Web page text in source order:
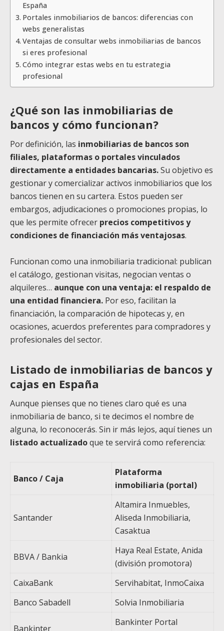
España
Portales inmobiliarios de bancos: diferencias con
webs generalistas
Ventajas de consultar webs inmobiliarias de bancos
si eres profesional
Cómo integrar estas webs en tu estrategia
profesional
¿Qué son las inmobiliarias de
bancos y cómo funcionan?
Por definición, las inmobiliarias de bancos son
filiales, plataformas o portales vinculados
directamente a entidades bancarias.Su objetivo es
gestionar y comercializar activos inmobiliarios que los
bancos tienen en su cartera. Estos pueden ser
embargos, adjudicaciones o promociones propias, lo
que les permite ofrecer precios competitivos y
condiciones de financiación más ventajosas.
Funcionan como una inmobiliaria tradicional: publican
el catálogo, gestionan visitas, negocian ventas o
alquileres… aunque con una ventaja: el respaldo de
una entidad financiera. Por eso, facilitan la
financiación, la comparación de hipotecas y, en
ocasiones, acuerdos preferentes para compradores y
profesionales del sector.
Listado de inmobiliarias de bancos y
cajas en España
Aunque pienses que no tienes claro qué es una
inmobiliaria de banco, si te decimos el nombre de
alguna, lo reconocerás. Sin ir más lejos, aquí tienes un
listado actualizadoque te servirá como referencia:
Banco / Caja
Plataforma
inmobiliaria (portal)
Santander
Altamira Inmuebles,
Aliseda Inmobiliaria,
Casaktua
BBVA / Bankia
Haya Real Estate, Anida
(división promotora)
CaixaBank
Servihabitat, InmoCaixa
Banco Sabadell
Solvia Inmobiliaria
Bankinter
Bankinter Portal